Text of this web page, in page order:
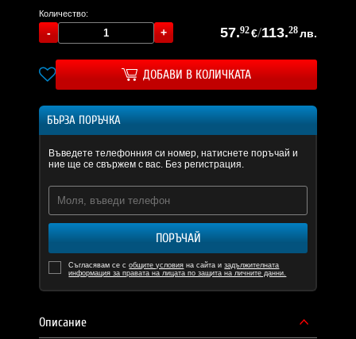
Количество:
57.92€/113.28лв.
ДОБАВИ В КОЛИЧКАТА
БЪРЗА ПОРЪЧКА
Въведете телефонния си номер, натиснете поръчай и
ние ще се свържем с вас. Без регистрация.
ПОРЪЧАЙ
Съгласявам се собщите условия на сайта изадължителната
информация за правата на лицата по защита на личните данни.
Описание